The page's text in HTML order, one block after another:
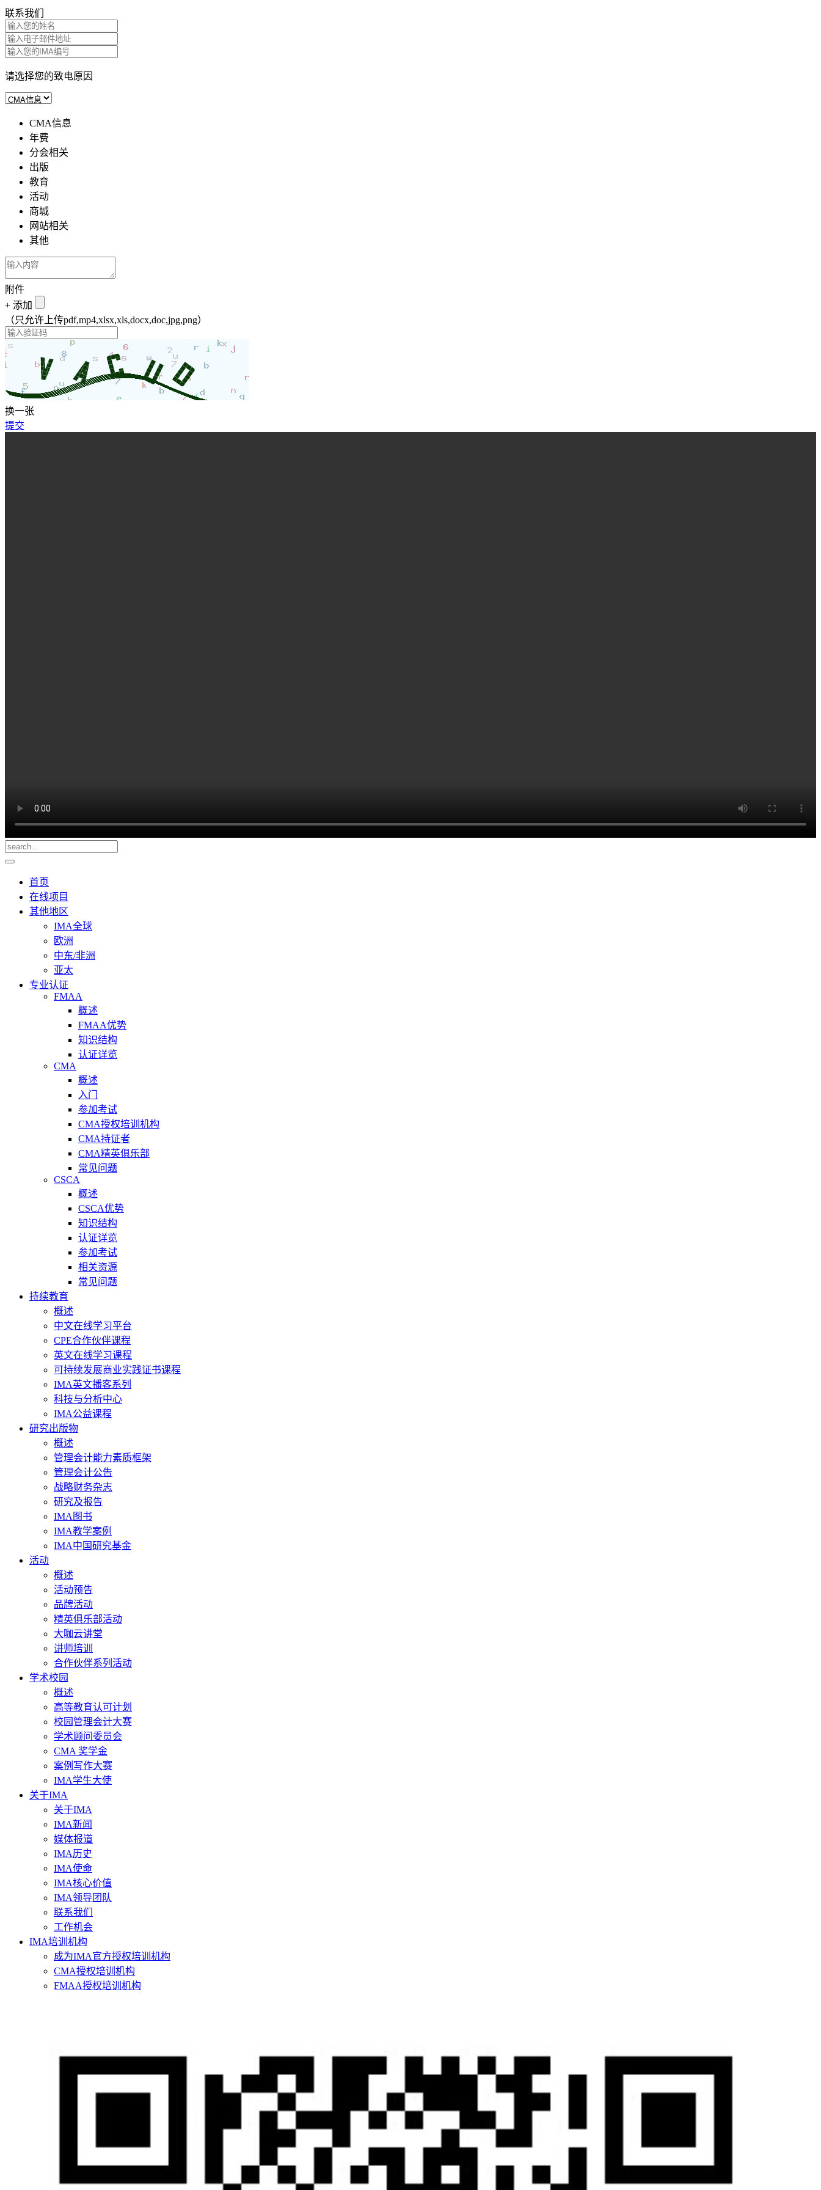
联系我们
请选择您的致电原因
CMA信息
年费
分会相关
出版
教育
活动
商城
网站相关
其他
附件
+ 添加
（只允许上传pdf,mp4,xlsx,xls,docx,doc,jpg,png）
换一张
提交
首页
在线项目
其他地区
IMA全球
欧洲
中东/非洲
亚太
专业认证
FMAA
概述
FMAA优势
知识结构
认证详览
CMA
概述
入门
参加考试
CMA授权培训机构
CMA持证者
CMA精英俱乐部
常见问题
CSCA
概述
CSCA优势
知识结构
认证详览
参加考试
相关资源
常见问题
持续教育
概述
中文在线学习平台
CPE合作伙伴课程
英文在线学习课程
可持续发展商业实践证书课程
IMA英文播客系列
科技与分析中心
IMA公益课程
研究出版物
概述
管理会计能力素质框架
管理会计公告
战略财务杂志
研究及报告
IMA图书
IMA教学案例
IMA中国研究基金
活动
概述
活动预告
品牌活动
精英俱乐部活动
大咖云讲堂
讲师培训
合作伙伴系列活动
学术校园
概述
高等教育认可计划
校园管理会计大赛
学术顾问委员会
CMA 奖学金
案例写作大赛
IMA学生大使
关于IMA
关于IMA
IMA新闻
媒体报道
IMA历史
IMA使命
IMA核心价值
IMA领导团队
联系我们
工作机会
IMA培训机构
成为IMA官方授权培训机构
CMA授权培训机构
FMAA授权培训机构